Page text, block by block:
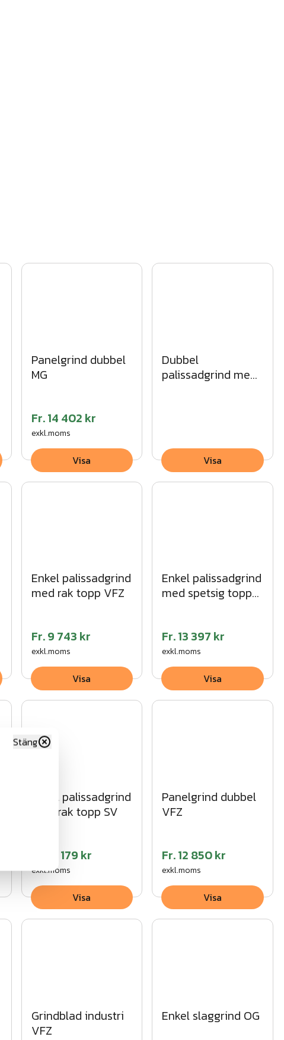
Panelgrind dubbel
MG
Fr.14 402 kr
exkl.moms
Visa
Dubbel
palissadgrind med
Visa
Enkel palissadgrind
med rak topp VFZ
Fr.9 743 kr
exkl.moms
Visa
Enkel palissadgrind
med spetsig topp
Fr.13 397 kr
exkl.moms
Visa
Enkel palissadgrind
med rak topp SV
12 179 kr
exkl.moms
Visa
Panelgrind dubbel
VFZ
Fr.12 850 kr
exkl.moms
Visa
Grindblad industri
VFZ
Enkel slaggrind OG
Stäng